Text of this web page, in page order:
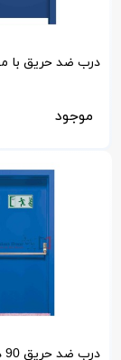
موجود